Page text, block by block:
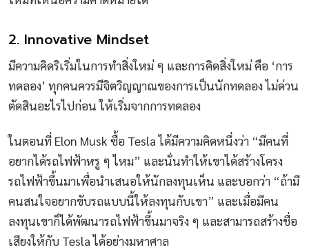
2. Innovative Mindset
มีความคิดริเริ่มในการทำสิ่งใหม่ ๆ และการคิดสิ่งใหม่ คือ ‘การ
ทดลอง’ ทุกคนควรมีจิตวิญญาณของการเป็นนักทดลอง ไม่ด่วน
ตัดสินอะไรไปก่อน ให้เริ่มจากการทดลอง
ในตอนที่ Elon Musk ซื้อ Tesla ได้มีความคิดหนึ่งว่า “มีคนที่
อยากได้รถไฟฟ้าหรู ๆ ไหม” และนั่นทำให้เขาได้สร้างโครง
รถไฟฟ้าขึ้นมาเพื่อนำเสนอให้นักลงทุนเห็น และบอกว่า “ถ้ามี
คนสนใจอยากขับรถแบบนี้ให้ลงทุนกับเขา” และเมื่อมีคน
ลงทุนเขาก็ได้พัฒนารถไฟฟ้าขึ้นมาจริง ๆ และสามารถสร้างชื่อ
เสียงให้กับ Tesla ได้อย่างมหาศาล